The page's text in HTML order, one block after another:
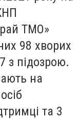
ТМО»
98 хворих
з підозрою.
на
та 3